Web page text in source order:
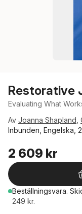
Restorative
Evaluating What
Av Joanna Shapland
Inbunden, Engelska,
2 609 kr
Beställningsvara.
249 kr.